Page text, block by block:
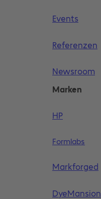
Events
Referenzen
Newsroom
Marken
HP
Formlabs
Markforged
DyeMansion